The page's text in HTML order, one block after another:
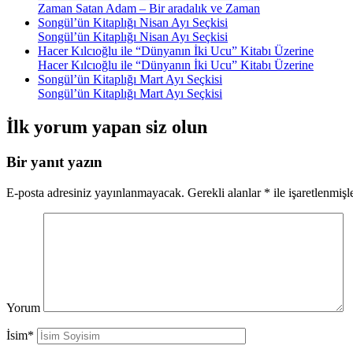
Zaman Satan Adam – Bir aradalık ve Zaman
Songül’ün Kitaplığı Nisan Ayı Seçkisi
Songül’ün Kitaplığı Nisan Ayı Seçkisi
Hacer Kılcıoğlu ile “Dünyanın İki Ucu” Kitabı Üzerine
Hacer Kılcıoğlu ile “Dünyanın İki Ucu” Kitabı Üzerine
Songül’ün Kitaplığı Mart Ayı Seçkisi
Songül’ün Kitaplığı Mart Ayı Seçkisi
İlk yorum yapan siz olun
Bir yanıt yazın
E-posta adresiniz yayınlanmayacak. Gerekli alanlar * ile
Yorum
İsim*